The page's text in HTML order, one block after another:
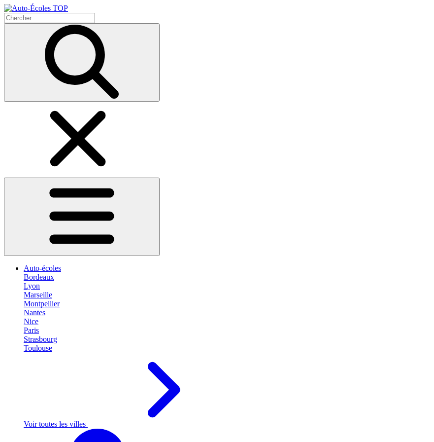
Auto-écoles
Bordeaux
Lyon
Marseille
Montpellier
Nantes
Nice
Paris
Strasbourg
Toulouse
Voir toutes les villes